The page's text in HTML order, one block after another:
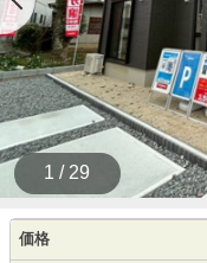
1 / 29
価格